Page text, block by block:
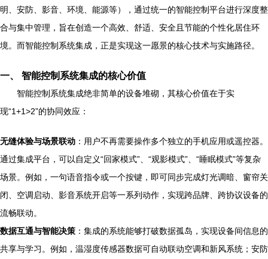
明、安防、影音、环境、能源等），通过统一的智能控制平台进行深度整
合与集中管理，旨在创造一个高效、舒适、安全且节能的个性化居住环
境。而智能控制系统集成，正是实现这一愿景的核心技术与实施路径。
一、 智能控制系统集成的核心价值
智能控制系统集成绝非简单的设备堆砌，其核心价值在于实
现“1+1>2”的协同效应：
无缝体验与场景联动 ：用户不再需要操作多个独立的手机应用或遥控器。
通过集成平台，可以自定义“回家模式”、“观影模式”、“睡眠模式”等复杂
场景。例如，一句语音指令或一个按键，即可同步完成灯光调暗、窗帘关
闭、空调启动、影音系统开启等一系列动作，实现跨品牌、跨协议设备的
流畅联动。
数据互通与智能决策 ：集成的系统能够打破数据孤岛，实现设备间信息的
共享与学习。例如，温湿度传感器数据可自动联动空调和新风系统；安防